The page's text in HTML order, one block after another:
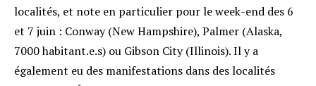
localités, et note en particulier pour le week-end des 6
et 7 juin : Conway (New Hampshire), Palmer (Alaska,
7000 habitant.e.s) ou Gibson City (Illinois). Il y a
également eu des manifestations dans des localités